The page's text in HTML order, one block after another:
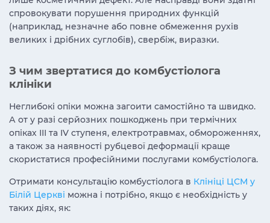
спровокувати порушення природних функцій
(наприклад, незначне або повне обмеження рухів
великих і дрібних суглобів), свербіж, виразки.
З чим звертатися до комбустіолога
клініки
Неглибокі опіки можна загоити самостійно та швидко.
А от у разі серйозних пошкоджень при термічних
опіках ІІІ та ІV ступеня, електротравмах, обмороженнях,
а також за наявності рубцевої деформації краще
скористатися професійними послугами комбустіолога.
Отримати консультацію комбустіолога в Клініці ЦСМ у
Білій Церкві можна і потрібно, якщо є необхідність у
таких діях, як: